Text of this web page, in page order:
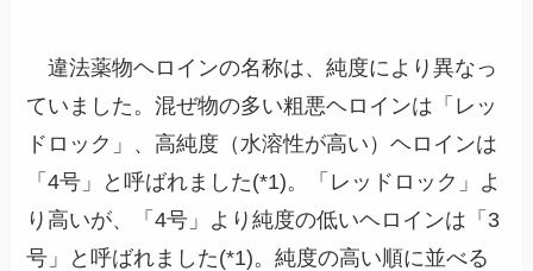
違法薬物ヘロインの名称は、純度により異なっ
ていました。混ぜ物の多い粗悪ヘロインは「レッ
ドロック」、高純度（水溶性が高い）ヘロインは
「4号」と呼ばれました(*1)。「レッドロック」よ
り高いが、「4号」より純度の低いヘロインは「3
号」と呼ばれました(*1)。純度の高い順に並べる